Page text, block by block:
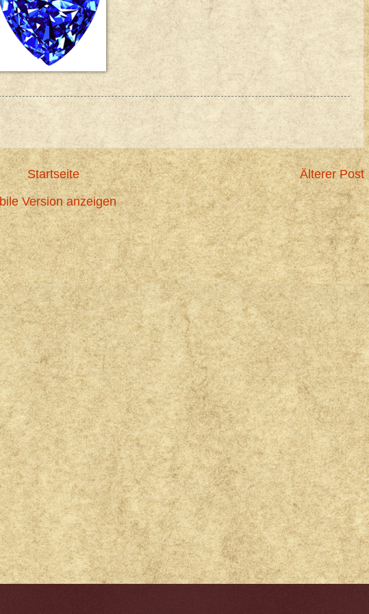
Älterer Post
Startseite
Version anzeigen